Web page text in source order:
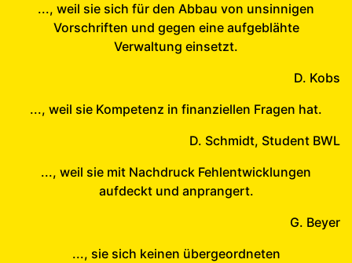
..., weil sie sich für den Abbau von unsinnigen
Vorschriften und gegen eine aufgeblähte
Verwaltung einsetzt.
D. Kobs
..., weil sie Kompetenz in finanziellen Fragen hat.
D. Schmidt, Student BWL
..., weil sie mit Nachdruck Fehlentwicklungen
aufdeckt und anprangert.
G. Beyer
..., sie sich keinen übergeordneten